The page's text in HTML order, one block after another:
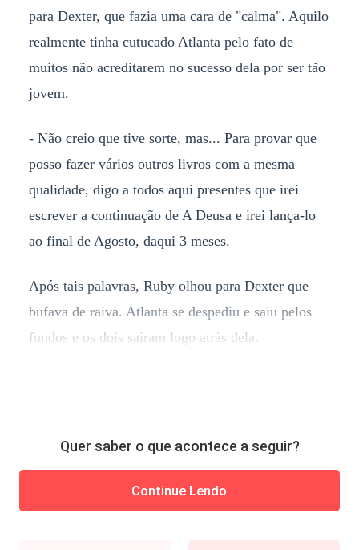
para Dexter, que fazia uma cara de "calma". Aquilo
realmente tinha cutucado Atlanta pelo fato de
muitos não acreditarem no sucesso dela por ser tão
jovem.
- Não creio que tive sorte, mas... Para provar que
posso fazer vários outros livros com a mesma
qualidade, digo a todos aqui presentes que irei
escrever a continuação de A Deusa e irei lança-lo
ao final de Agosto, daqui 3 meses.
Após tais palavras, Ruby olhou para Dexter que
bufava de raiva. Atlanta se despediu e saiu pelos
fundos e os dois saíram logo atrás dela.
Quer saber o que acontece a seguir?
Continue Lendo